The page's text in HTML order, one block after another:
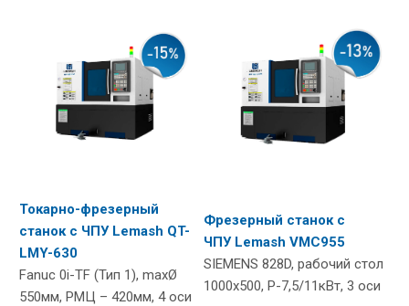
Токарно-фрезерный
станок с ЧПУ Lemash QT-
LMY-630
Fanuc 0i-TF (Тип 1), maxØ
550мм, РМЦ – 420мм, 4 оси
Фрезерный станок с
ЧПУ Lemash VMC955
SIEMENS 828D, рабочий стол
1000х500, Р-7,5/11кВт, 3 оси